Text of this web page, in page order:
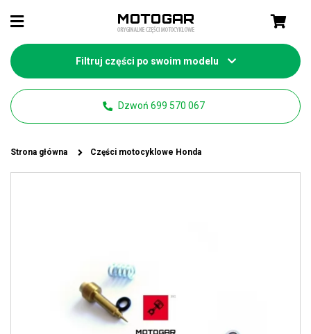
Filtruj części po swoim modelu
Dzwoń 699 570 067
Strona główna Części motocyklowe Honda